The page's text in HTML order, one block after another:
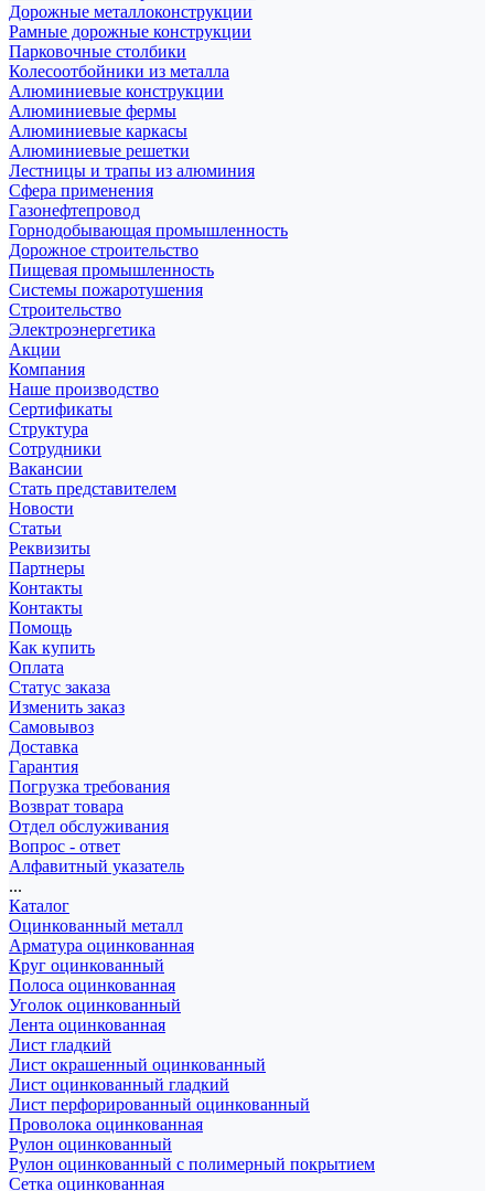
Дорожные металлоконструкции
Рамные дорожные конструкции
Парковочные столбики
Колесоотбойники из металла
Алюминиевые конструкции
Алюминиевые фермы
Алюминиевые каркасы
Алюминиевые решетки
Лестницы и трапы из алюминия
Сфера применения
Газонефтепровод
Горнодобывающая промышленность
Дорожное строительство
Пищевая промышленность
Системы пожаротушения
Строительство
Электроэнергетика
Акции
Компания
Наше производство
Сертификаты
Структура
Сотрудники
Вакансии
Стать представителем
Новости
Статьи
Реквизиты
Партнеры
Контакты
Контакты
Помощь
Как купить
Оплата
Статус заказа
Изменить заказ
Самовывоз
Доставка
Гарантия
Погрузка требования
Возврат товара
Отдел обслуживания
Вопрос - ответ
Алфавитный указатель
...
Каталог
Оцинкованный металл
Арматура оцинкованная
Круг оцинкованный
Полоса оцинкованная
Уголок оцинкованный
Лента оцинкованная
Лист гладкий
Лист окрашенный оцинкованный
Лист оцинкованный гладкий
Лист перфорированный оцинкованный
Проволока оцинкованная
Рулон оцинкованный
Рулон оцинкованный с полимерный покрытием
Сетка оцинкованная